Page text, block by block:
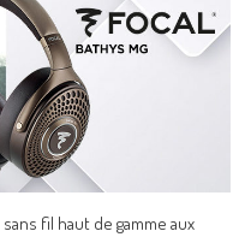
fil haut de gamme aux